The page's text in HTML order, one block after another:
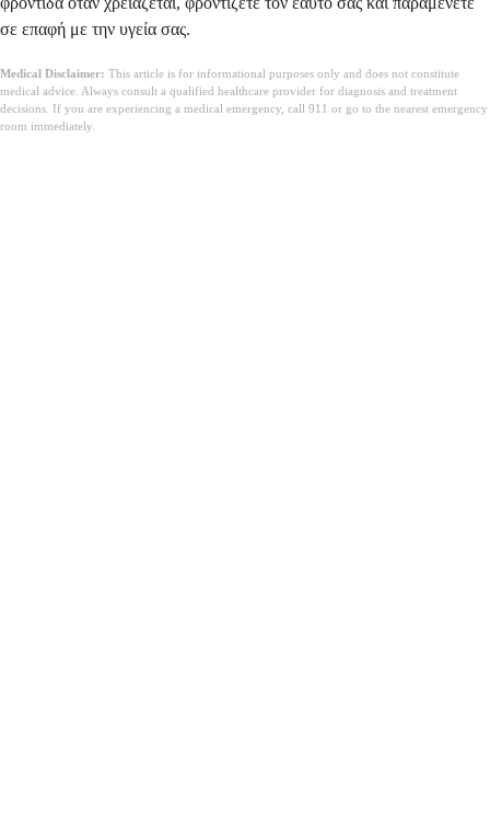
σε επαφή με την υγεία σας.
Medical Disclaimer: This article is for informational purposes only and does not constitute
medical advice. Always consult a qualified healthcare provider for diagnosis and treatment
decisions. If you are experiencing a medical emergency, call 911 or go to the nearest emergency
room immediately.